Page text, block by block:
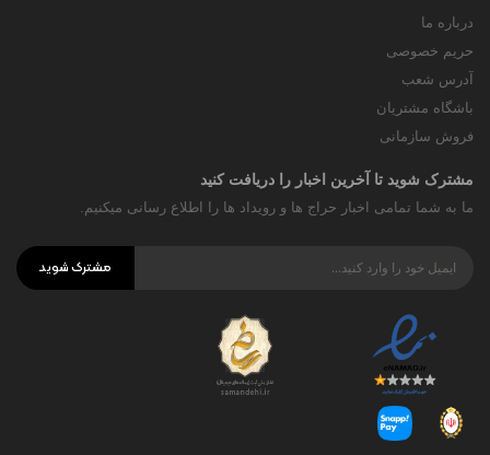
درباره ما
حریم خصوصی
آدرس شعب
باشگاه مشتریان
فروش سازمانی
مشترک شوید تا آخرین اخبار را دریافت کنید
ما به شما تمامی اخبار حراج ها و رویداد ها را اطلاع رسانی میکنیم.
مشترک شوید